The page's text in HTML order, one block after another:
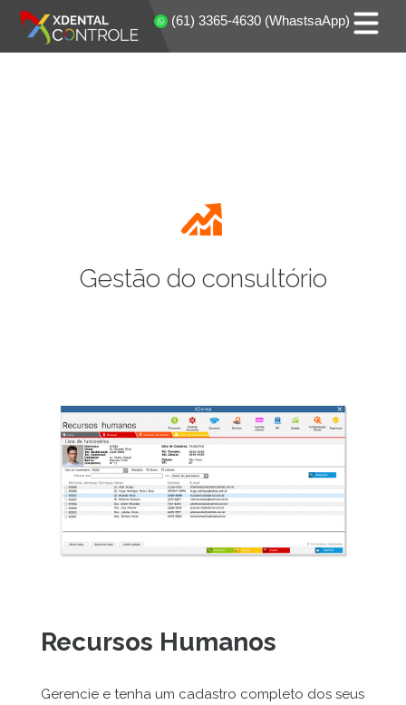
(61) 3365-4630 (WhastsaApp)
Gestão do consultório
Recursos Humanos
Gerencie e tenha um cadastro completo dos seus